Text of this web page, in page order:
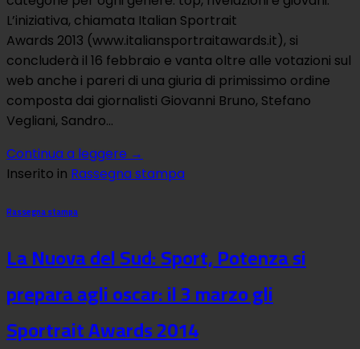
L’iniziativa, chiamata Italian Sportrait
Awards 2013 (www.italiansportraitawards.it), si
concluderà il 16 febbraio e vanta oltre alle votazioni sul
web anche i pareri di una giuria di primissimo ordine
composta dai giornalisti Giovanni Bruno, Stefano
Vegliani, Sandro…
Continua a leggere →
Inserito in Rassegna stampa
Rassegna stampa
La Nuova del Sud: Sport, Potenza si
prepara agli oscar: il 3 marzo gli
Sportrait Awards 2014